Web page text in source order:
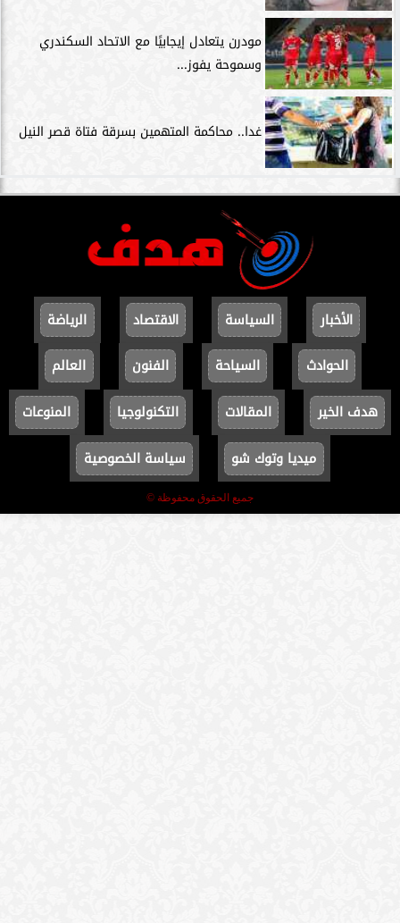
مودرن يتعادل إيجابيًا مع الاتحاد السكندري
وسموحة يفوز...
غدا.. محاكمة المتهمين بسرقة فتاة قصر النيل
الأخبار السياسة الاقتصاد
الرياضة
الحوادث
السياحة الفنون
العالم
هدف الخير
المقالات التكنولوجيا
المنوعات
ميديا وتوك شو
سياسة الخصوصية
جميع الحقوق محفوظة ©